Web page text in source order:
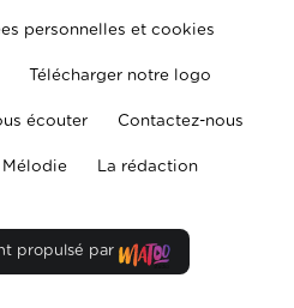
personnelles et cookies
Télécharger notre logo
écouter Contactez-nous
La rédaction
propulsé par